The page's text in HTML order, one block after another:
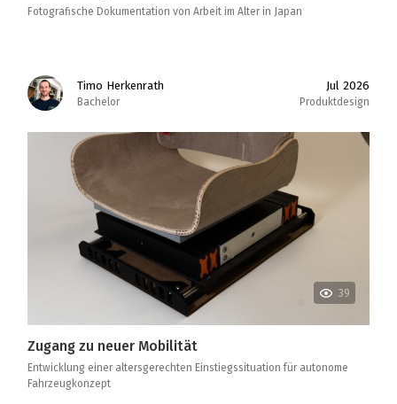
Fotografische Dokumentation von Arbeit im Alter in Japan
Timo Herkenrath
Bachelor
Jul 2026
Produktdesign
39
Zugang zu neuer Mobilität
Entwicklung einer altersgerechten Einstiegssituation für autonome
Fahrzeugkonzept